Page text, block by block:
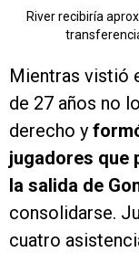
River recibiría
Mientras vistió
de 27 años no
derecho y
jugadores que
la salida de
consolidarse.
cuatro